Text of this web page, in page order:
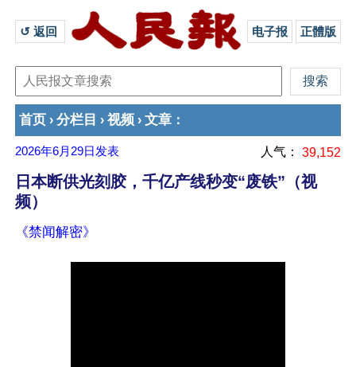
↺ 返回 电子报 正體版
首页 › 分栏目 › 视频 › 文章 ：
2026年6月29日 发表 人气： 39,152
日本断供光刻胶，千亿产线秒变“废铁”（视
频）
《禁闻解密》